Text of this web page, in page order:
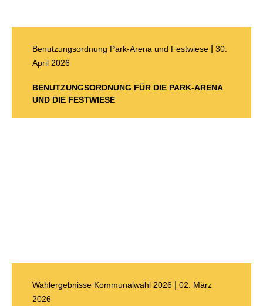
Benutzungsordnung Park-Arena und Festwiese
30.
April 2026
BENUTZUNGSORDNUNG FÜR DIE PARK-ARENA
UND DIE FESTWIESE
Wahlergebnisse Kommunalwahl 2026
02. März
2026